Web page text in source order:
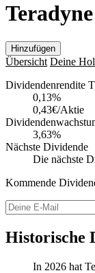
Teradyne
Hinzufügen
Übersicht Deine
Dividendenrendite
0,13%
0,43€/Aktie
3,63%
Nächste Dividende
Die nächste
Kommende
Historische
In 2026 hat